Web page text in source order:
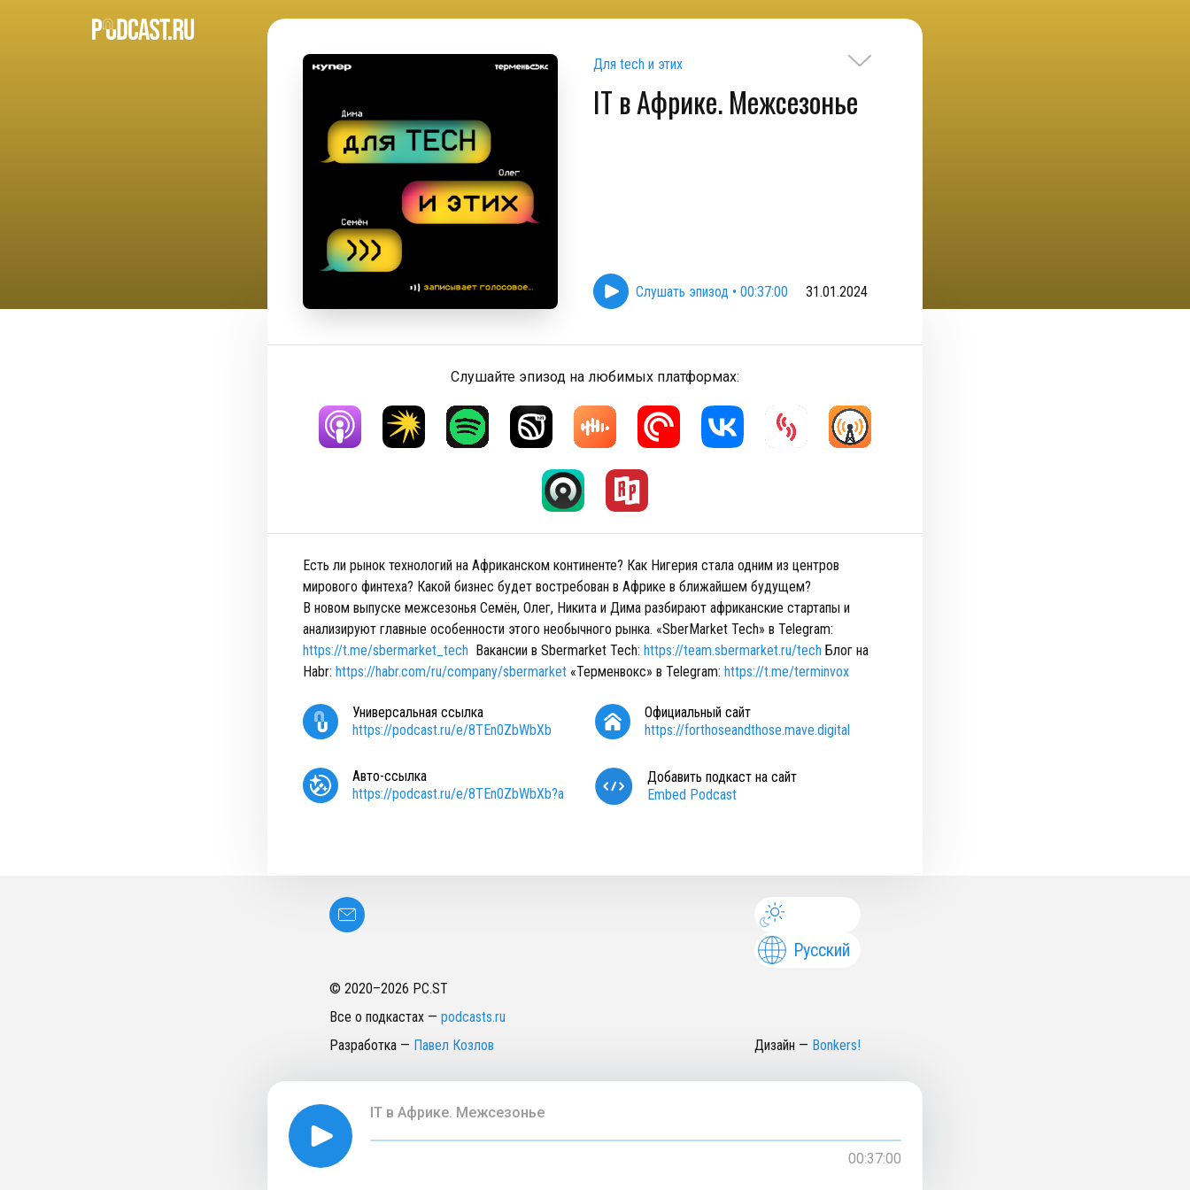
Для tech и этих
IT в Африке. Межсезонье
Слушать эпизод • 00:37:00 31.01.2024
Слушайте эпизод на любимых платформах:
Есть ли рынок технологий на Африканском континенте? Как Нигерия стала одним из центров
мирового финтеха? Какой бизнес будет востребован в Африке в ближайшем будущем?
В новом выпуске межсезонья Семён, Олег, Никита и Дима разбирают африканские стартапы и
анализируют главные особенности этого необычного рынка. «SberMarket Tech» в Telegram:
https://t.me/sbermarket_tech Вакансии в Sbermarket Tech: https://team.sbermarket.ru/tech Блог на
Habr: https://habr.com/ru/company/sbermarket «Терменвокс» в Telegram: https://t.me/terminvox
Универсальная ссылка
https://podcast.ru/e/8TEn0ZbWbXb
Официальный сайт
https://forthoseandthose.mave.digital
Авто-ссылка
https://podcast.ru/e/8TEn0ZbWbXb?a
Добавить подкаст на сайт
Embed Podcast
Русский
© 2020–2026 PC.ST
Все о подкастах — podcasts.ru
Разработка — Павел Козлов Дизайн — Bonkers!
IT в Африке. Межсезонье
00:37:00